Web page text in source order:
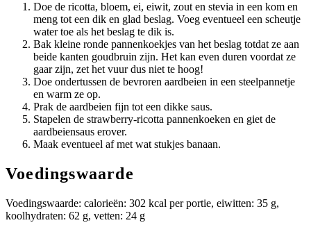
Doe de ricotta, bloem, ei, eiwit, zout en stevia in een kom en
meng tot een dik en glad beslag. Voeg eventueel een scheutje
water toe als het beslag te dik is.
Bak kleine ronde pannenkoekjes van het beslag totdat ze aan
beide kanten goudbruin zijn. Het kan even duren voordat ze
gaar zijn, zet het vuur dus niet te hoog!
Doe ondertussen de bevroren aardbeien in een steelpannetje
en warm ze op.
Prak de aardbeien fijn tot een dikke saus.
Stapelen de strawberry-ricotta pannenkoeken en giet de
aardbeiensaus erover.
Maak eventueel af met wat stukjes banaan.
Voedingswaarde
Voedingswaarde: calorieën: 302 kcal per portie, eiwitten: 35 g,
koolhydraten: 62 g, vetten: 24 g